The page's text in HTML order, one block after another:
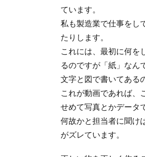
ています。
私も製造業で仕事をし
たりします。
これには、最初に何を
るのですが「紙」なん
文字と図で書いてある
これが動画であれば、
せめて写真とかデータ
何故かと担当者に聞け
がズレています。